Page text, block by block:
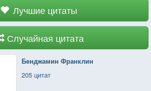
Лучшие цитаты
Случайная цитата
Бенджамин Франклин
205 цитат